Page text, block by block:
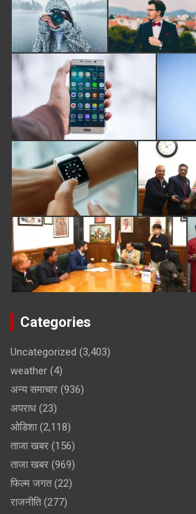
Categories
Uncategorized (3,403)
weather (4)
अन्य समाचार (936)
अपराध (23)
ओडिशा(2,118)
ताजा खबर (156)
ताजा खबर (969)
फिल्म जगत(22)
राजनीति(277)